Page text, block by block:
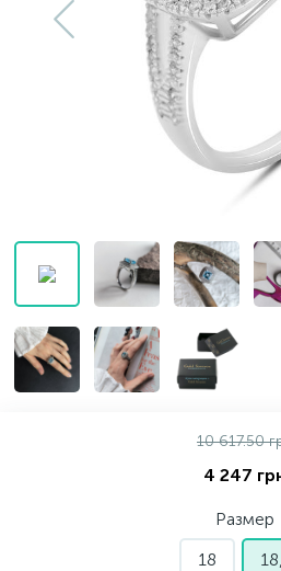
10 617.50
4 247
Размер
18
Серебряные колье
Серебряные цепочки
Серебряные аксессуары
Серебряные сувениры